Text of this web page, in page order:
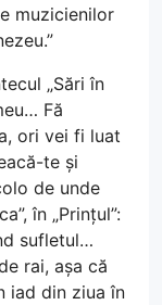
muzicienilor
„Sări în
Fă
ori vei fi luat
te și
de unde
în „Prințul”:
sufletul…
rai, așa că
iad din ziua în